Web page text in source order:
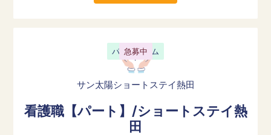
サン太陽ショートステイ熱田
看護職【パート】/ショートステイ熱
田
パートタイム
急募中